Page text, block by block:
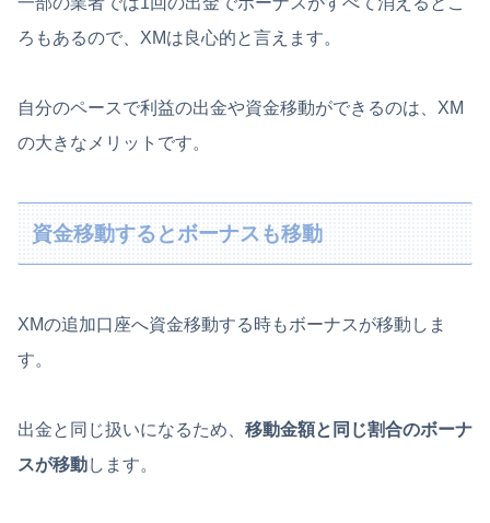
ろもあるので、XMは良心的と言えます。
自分のペースで利益の出金や資金移動ができるのは、XM
の大きなメリットです。
資金移動するとボーナスも移動
XMの追加口座へ資金移動する時もボーナスが移動しま
す。
出金と同じ扱いになるため、 移動金額と同じ割合のボーナ
スが移動します。